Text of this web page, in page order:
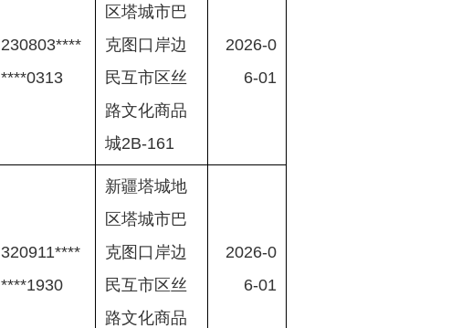
230803****
****0313
区塔城市巴
克图口岸边
民互市区丝
路文化商品
城2B-161
2026-0
6-01
320911****
****1930
新疆塔城地
区塔城市巴
克图口岸边
民互市区丝
路文化商品
2026-0
6-01